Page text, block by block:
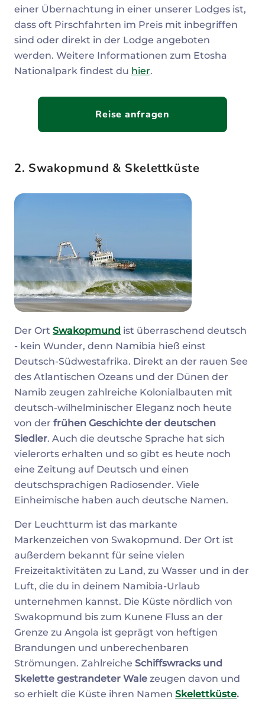
einer Übernachtung in einer unserer Lodges ist,
dass oft Pirschfahrten im Preis mit inbegriffen
sind oder direkt in der Lodge angeboten
werden. Weitere Informationen zum Etosha
Nationalpark findest du hier.
Reise anfragen
2. Swakopmund & Skelettküste
Der Ort Swakopmund ist überraschend deutsch
- kein Wunder, denn Namibia hieß einst
Deutsch-Südwestafrika. Direkt an der rauen See
des Atlantischen Ozeans und der Dünen der
Namib zeugen zahlreiche Kolonialbauten mit
deutsch-wilhelminischer Eleganz noch heute
von der frühen Geschichte der deutschen
Siedler. Auch die deutsche Sprache hat sich
vielerorts erhalten und so gibt es heute noch
eine Zeitung auf Deutsch und einen
deutschsprachigen Radiosender. Viele
Einheimische haben auch deutsche Namen.
Der Leuchtturm ist das markante
Markenzeichen von Swakopmund. Der Ort ist
außerdem bekannt für seine vielen
Freizeitaktivitäten zu Land, zu Wasser und in der
Luft, die du in deinem Namibia-Urlaub
unternehmen kannst. Die Küste nördlich von
Swakopmund bis zum Kunene Fluss an der
Grenze zu Angola ist geprägt von heftigen
Brandungen und unberechenbaren
Strömungen. Zahlreiche Schiffswracks und
Skelette gestrandeter Wale zeugen davon und
so erhielt die Küste ihren Namen Skelettküste.